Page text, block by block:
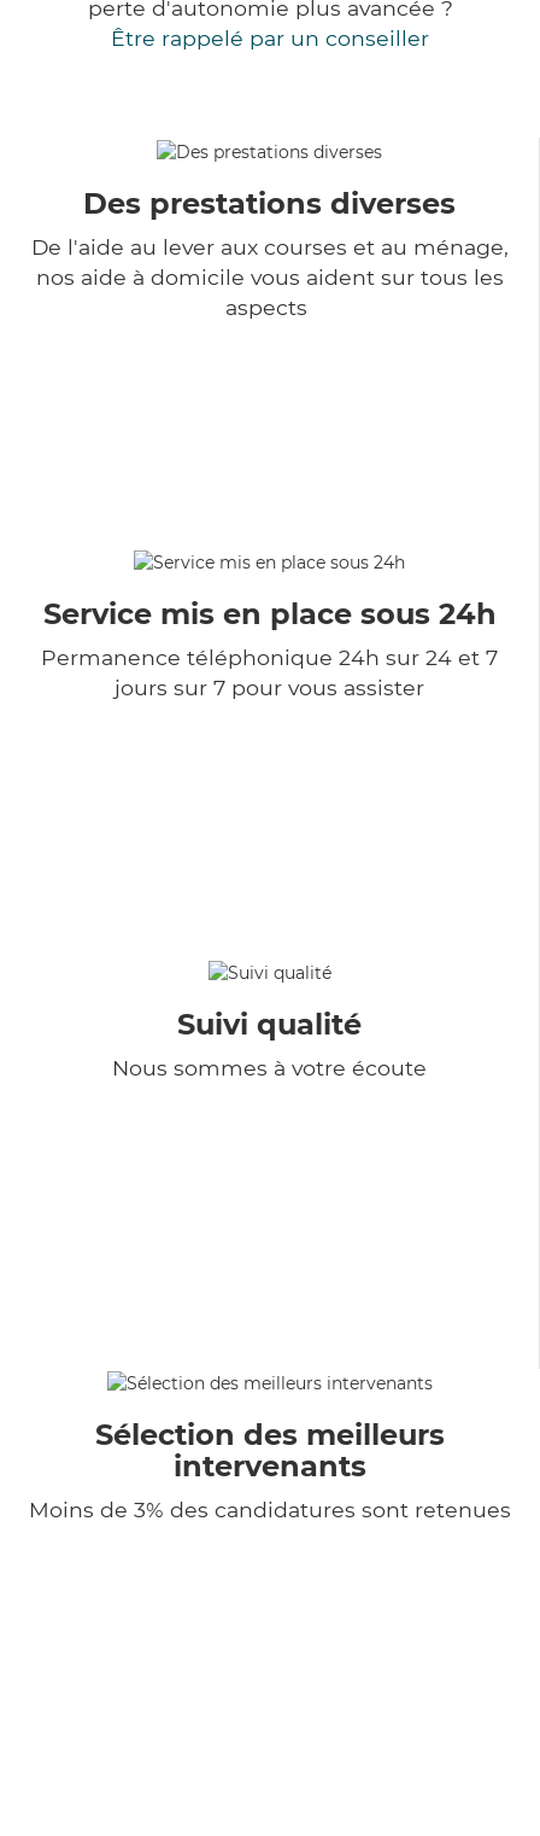
perte d'autonomie plus avancée ?
Être rappelé par un conseiller
Des prestations diverses
De l'aide au lever aux courses et au ménage,
nos aide à domicile vous aident sur tous les
aspects
Service mis en place sous 24h
Permanence téléphonique 24h sur 24 et 7
jours sur 7 pour vous assister
Suivi qualité
Nous sommes à votre écoute
Sélection des meilleurs
intervenants
Moins de 3% des candidatures sont retenues